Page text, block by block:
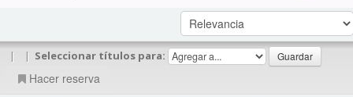
| | Seleccionar títulos para:
Hacer reserva